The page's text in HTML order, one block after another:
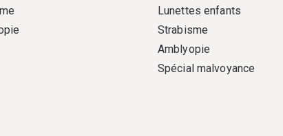
Lunettes enfants
Strabisme
Amblyopie
Spécial malvoyance